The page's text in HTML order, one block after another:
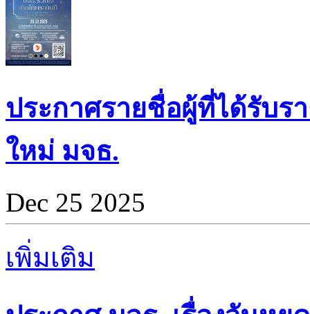
ประกาศรายชื่อผู้ที่ได้รับ
ใหม่ มจธ.
Dec 25 2025
เพิ่มเติม